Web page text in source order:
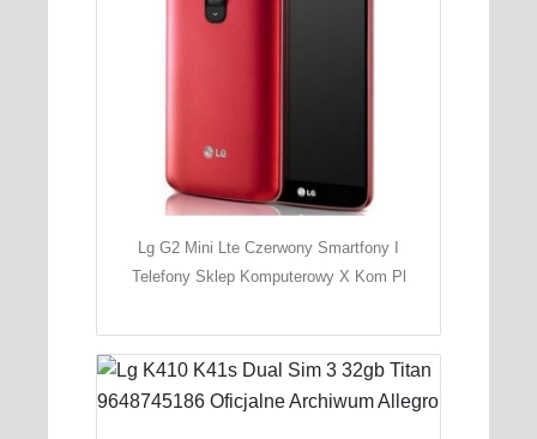
Lg G2 Mini Lte Czerwony Smartfony I
Telefony Sklep Komputerowy X Kom Pl